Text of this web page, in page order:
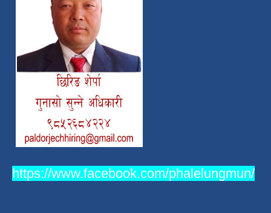
https://www.facebook.com/phalelungmun/